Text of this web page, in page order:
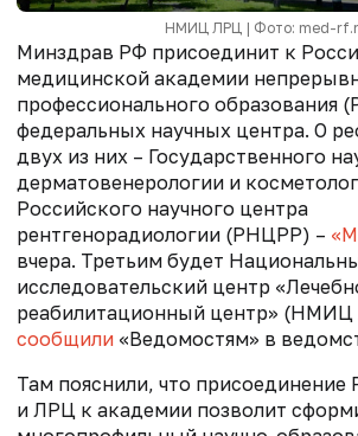
НМИЦ ЛРЦ | Фото: med-
Минздрав РФ присоединит к
медицинской академии
профессионального
федеральных научных центра. О
двух из них – Государственного
дерматовенерологии и
Российского научного центра
рентгенорадиологии (РНЦРР) –
вчера. Третьим будет
исследовательский центр
реабилитационный центр»
сообщили «Ведомостям» в
Там пояснили, что
и ЛРЦ к академии позволит